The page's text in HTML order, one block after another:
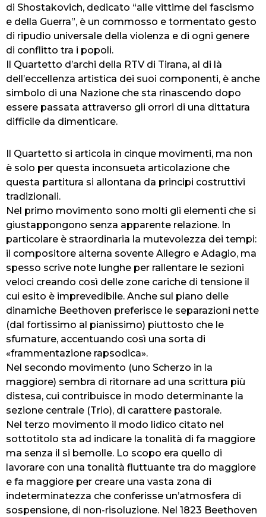
di Shostakovich, dedicato “alle vittime del fascismo
e della Guerra”, è un commosso e tormentato gesto
di ripudio universale della violenza e di ogni genere
di conflitto tra i popoli.
Il Quartetto d’archi della RTV di Tirana, al di là
dell’eccellenza artistica dei suoi componenti, è anche
simbolo di una Nazione che sta rinascendo dopo
essere passata attraverso gli orrori di una dittatura
difficile da dimenticare.
Il Quartetto si articola in cinque movimenti, ma non
è solo per questa inconsueta articolazione che
questa partitura si allontana da principi costruttivi
tradizionali.
Nel primo movimento sono molti gli elementi che si
giustappongono senza apparente relazione. In
particolare è straordinaria la mutevolezza dei tempi:
il compositore alterna sovente Allegro e Adagio, ma
spesso scrive note lunghe per rallentare le sezioni
veloci creando così delle zone cariche di tensione il
cui esito è imprevedibile. Anche sul piano delle
dinamiche Beethoven preferisce le separazioni nette
(dal fortissimo al pianissimo) piuttosto che le
sfumature, accentuando così una sorta di
«frammentazione rapsodica».
Nel secondo movimento (uno Scherzo in la
maggiore) sembra di ritornare ad una scrittura più
distesa, cui contribuisce in modo determinante la
sezione centrale (Trio), di carattere pastorale.
Nel terzo movimento il modo lidico citato nel
sottotitolo sta ad indicare la tonalità di fa maggiore
ma senza il si bemolle. Lo scopo era quello di
lavorare con una tonalità fluttuante tra do maggiore
e fa maggiore per creare una vasta zona di
indeterminatezza che conferisse un’atmosfera di
sospensione, di non-risoluzione. Nel 1823 Beethoven